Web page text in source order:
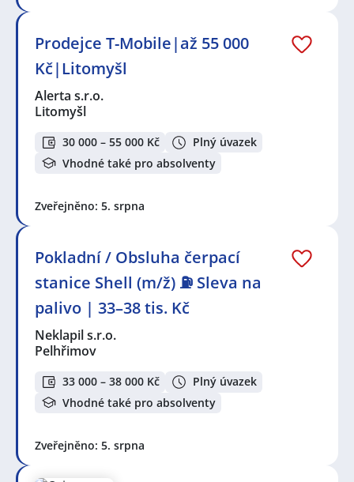
Prodejce T-Mobile|až 55 000
Kč|Litomyšl
Alerta s.r.o.
Litomyšl
30 000 – 55 000 Kč
Plný úvazek
Vhodné také pro absolventy
Zveřejněno: 5. srpna
Pokladní / Obsluha čerpací
stanice Shell (m/ž) ⛽ Sleva na
palivo | 33–38 tis. Kč
Neklapil s.r.o.
Pelhřimov
33 000 – 38 000 Kč
Plný úvazek
Vhodné také pro absolventy
Zveřejněno: 5. srpna